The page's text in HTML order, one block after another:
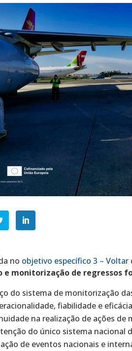
no objetivo específico 3 – Voltar
e monitorização de regressos
do sistema de monitorização
fiabilidade e
na realização de ações de
do único sistema nacional
de eventos nacionais e